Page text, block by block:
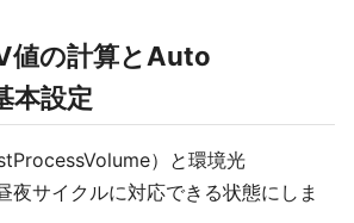
値の計算とAuto
本設定
）と環境光
夜サイクルに対応できる状態にしま